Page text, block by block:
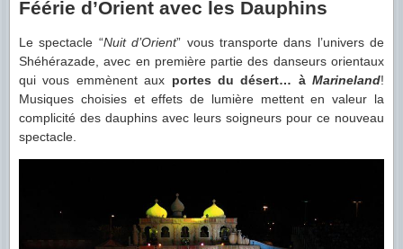
Féérie d’Orient avec les Dauphins
Le spectacle “Nuit d’Orient” vous transporte dans l’univers de
Shéhérazade, avec en première partie des danseurs orientaux
qui vous emmènent aux portes du désert… à Marineland!
Musiques choisies et effets de lumière mettent en valeur la
complicité des dauphins avec leurs soigneurs pour ce nouveau
spectacle.